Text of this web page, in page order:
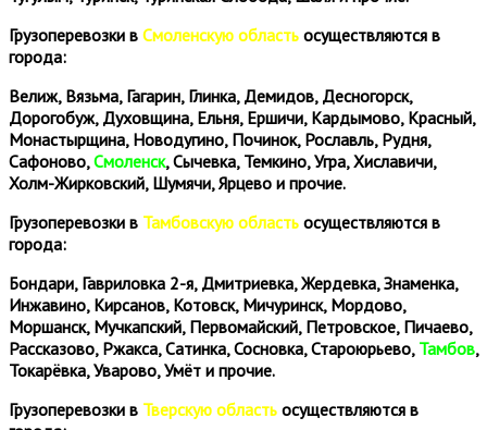
Грузоперевозки в Смоленскую область осуществляются в
города:
Велиж, Вязьма, Гагарин, Глинка, Демидов, Десногорск,
Дорогобуж, Духовщина, Ельня, Ершичи, Кардымово, Красный,
Монастырщина, Новодугино, Починок, Рославль, Рудня,
Сафоново,Смоленск, Сычевка, Темкино, Угра, Хиславичи,
Холм-Жирковский, Шумячи, Ярцево и прочие.
Грузоперевозки в Тамбовскую область осуществляются в
города:
Бондари, Гавриловка 2-я, Дмитриевка, Жердевка, Знаменка,
Инжавино, Кирсанов, Котовск, Мичуринск, Мордово,
Моршанск, Мучкапский, Первомайский, Петровское, Пичаево,
Рассказово, Ржакса, Сатинка, Сосновка, Староюрьево, Тамбов,
Токарёвка, Уварово, Умёт и прочие.
Грузоперевозки в Тверскую область осуществляются в